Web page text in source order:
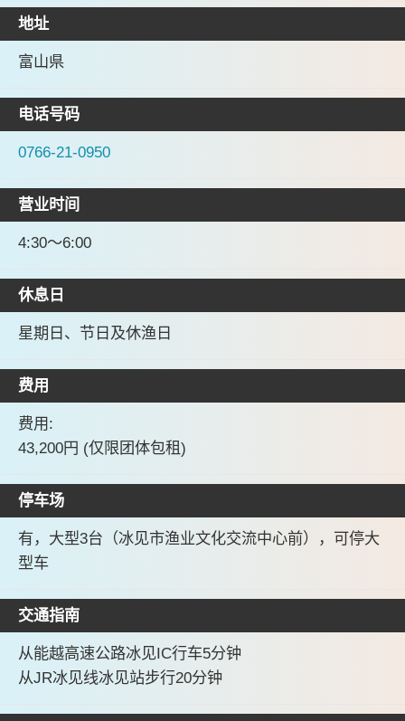
地址
富山県
电话号码
0766-21-0950
营业时间
4:30～6:00
休息日
星期日、节日及休渔日
费用
费用:
43,200円 (仅限团体包租)
停车场
有，大型3台（冰见市渔业文化交流中心前），可停大
型车
交通指南
从能越高速公路冰见IC行车5分钟
从JR冰见线冰见站步行20分钟